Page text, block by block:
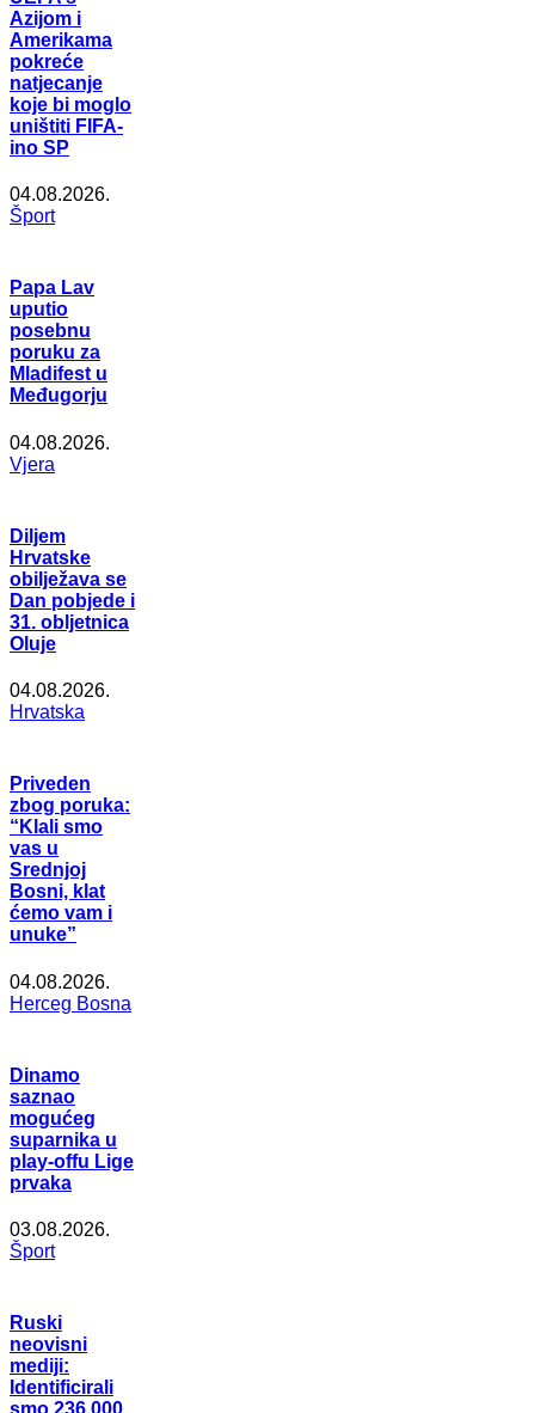
Azijom i
Amerikama
pokreće
natjecanje
koje bi moglo
uništiti FIFA-
ino SP
04.08.2026.
Šport
Papa Lav
uputio
posebnu
poruku za
Mladifest u
Međugorju
04.08.2026.
Vjera
Diljem
Hrvatske
obilježava se
Dan pobjede i
31. obljetnica
Oluje
04.08.2026.
Hrvatska
Priveden
zbog poruka:
“Klali smo
vas u
Srednjoj
Bosni, klat
ćemo vam i
unuke”
04.08.2026.
Herceg Bosna
Dinamo
saznao
mogućeg
suparnika u
play-offu Lige
prvaka
03.08.2026.
Šport
Ruski
neovisni
mediji:
Identificirali